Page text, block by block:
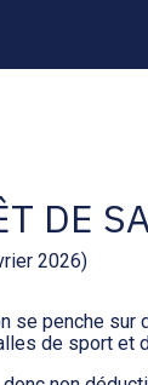
DE
2026)
se penche
de sport et